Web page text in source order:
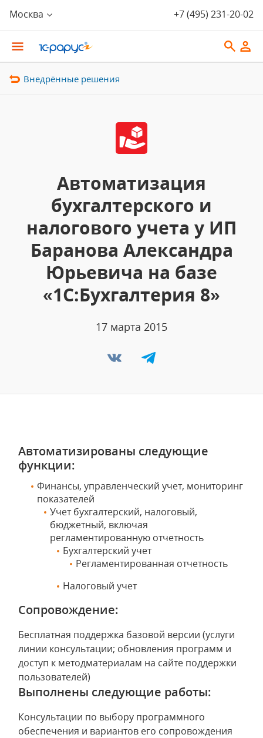
Москва +7 (495) 231-20-02
Внедрённые решения
Автоматизация
бухгалтерского и
налогового учета у ИП
Баранова Александра
Юрьевича на базе
«1С:Бухгалтерия 8»
17 марта 2015
Автоматизированы следующие
функции:
Финансы, управленческий учет, мониторинг
показателей
Учет бухгалтерский, налоговый,
бюджетный, включая
регламентированную отчетность
Бухгалтерский учет
Регламентированная отчетность
Налоговый учет
Сопровождение:
Бесплатная поддержка базовой версии (услуги
линии консультации; обновления программ и
доступ к методматериалам на сайте поддержки
пользователей)
Выполнены следующие работы:
Консультации по выбору программного
обеспечения и вариантов его сопровождения